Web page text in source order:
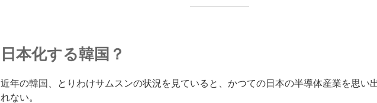
日本化する韓国？
近年の韓国、とりわけサムスンの状況を見ていると、かつての日本の半導体産業を思い
れない。